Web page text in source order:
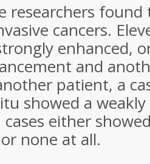
researchers
cancers.
enhanced,
and
patient, a
showed a
either
none at all.